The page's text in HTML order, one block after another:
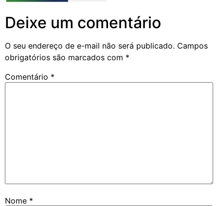
Deixe um comentário
O seu endereço de e-mail não será publicado. Campos
obrigatórios são marcados com *
Comentário *
Nome *